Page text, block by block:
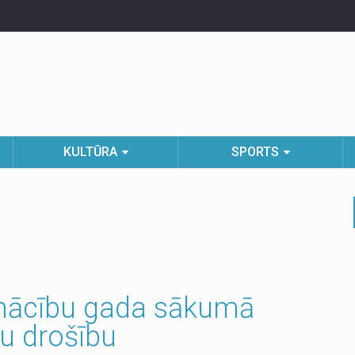
KULTŪRA SPORTS
gada sākumā
drošību